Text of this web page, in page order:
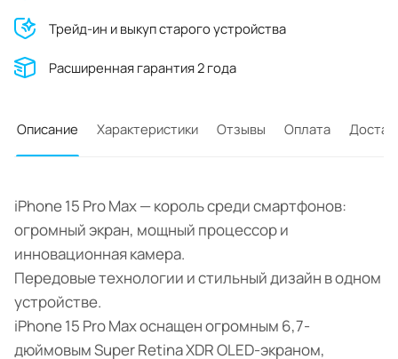
Трейд-ин и выкуп старого устройства
Расширенная гарантия 2 года
Описание Характеристики Отзывы Оплата
iPhone 15 Pro Max — король среди смартфонов:
огромный экран, мощный процессор и
инновационная камера.
Передовые технологии и стильный дизайн в одном
устройстве.
iPhone 15 Pro Max оснащен огромным 6,7-
дюймовым Super Retina XDR OLED-экраном,